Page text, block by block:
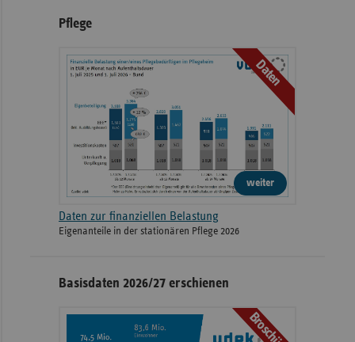
Pflege
Daten
weiter
Daten zur finanziellen Belastung
Eigenanteile in der stationären Pflege 2026
Basisdaten 2026/27 erschienen
Broschüre